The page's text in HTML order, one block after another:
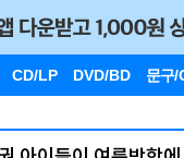
CD/LP DVD/BD 문구/